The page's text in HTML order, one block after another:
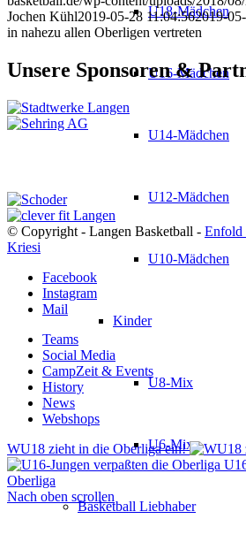
U18-Mädchen
U16-Mädchen
U14-Mädchen
U12-Mädchen
U10-Mädchen
Kinder
U8-Mix
U6-Mix
Basketball Liebhaber
Jochen Kühl2019-05-28 11:04:562019-
in nahezu allen Oberligen vertreten
Unsere Sponsoren &
© Copyright - Langen Basketball - Enfold
Kriesi
Facebook
Instagram
Mail
Teams
Social Media
CampZeit & Events
History
News
Webshops
WU18 zieht in die Oberliga ein!
Oberliga
Nach oben scrollen